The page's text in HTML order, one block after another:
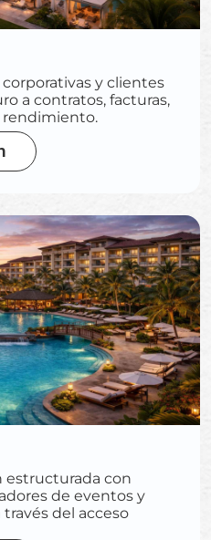
y clientes
a contratos, facturas,
rendimiento.
estructurada con
de eventos y
del acceso